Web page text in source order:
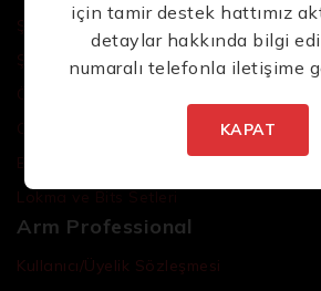
Şarjlı El Aletleri
Şarjlı Led Lambalar
Özel Tasarım El Aletleri
Cırcır Kolları
Batarya ve Adaptörler
Lokma ve Bits Setleri
Arm Professional
Kullanıcı/Üyelik Sözleşmesi
için tamir destek hattımız
detaylar hakkında bilgi
numaralı telefonla iletişime
KAPAT